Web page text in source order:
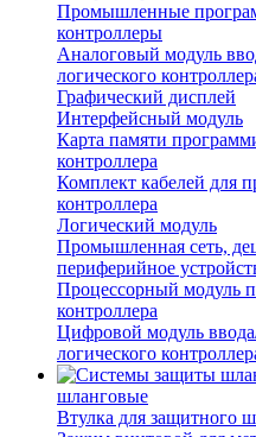
Промышленные
контроллеры
Аналоговый модуль
логического
Графический дисплей
Интерфейсный модуль
Карта памяти
контроллера
Комплект кабелей для
контроллера
Логический модуль
Промышленная сеть,
периферийное
Процессорный модуль
контроллера
Цифровой модуль
логического
шланговые
Втулка для защитного